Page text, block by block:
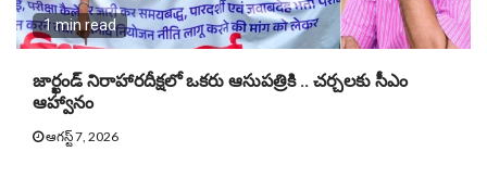
1 min read
జార్ఖండ్ నిరాహారదీక్షలో ఒకరు ఆసుపత్రికి .. చర్చలకు సీఎం
ఆహ్వానం
ఆగస్ట్ 7, 2026